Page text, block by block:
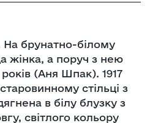
На брунатно-білому
жінка, а поруч з нею
років (Аня Шпак). 1917
стільці з
в білу блузку з
світлого кольору